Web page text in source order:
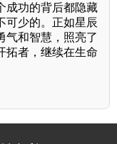
成功的背后都隐藏
可少的。正如星辰
气和智慧，照亮了
拓者，继续在生命